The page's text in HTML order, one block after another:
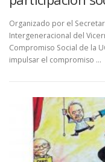
Organizado por el
Intergeneracional del
Compromiso Social de la
impulsar el compromiso …